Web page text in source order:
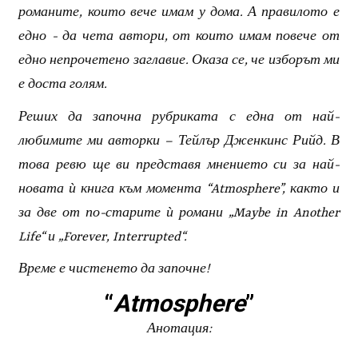
романите, които вече имам у дома. А правилото е
едно - да чета автори, от които имам повече от
едно непрочетено заглавие. Оказа се, че изборът ми
е доста голям.
Реших да започна рубриката с една от най-
любимите ми авторки – Тейлър Дженкинс Рийд. В
това ревю ще ви представя мнението си за най-
новата ѝ книга към момента “Atmosphere”, както и
за две от по-старите ѝ романи „Maybe in Another
Life“ и „Forever, Interrupted“.
Време е чистенето да започне!
“Atmosphere”
Анотация: